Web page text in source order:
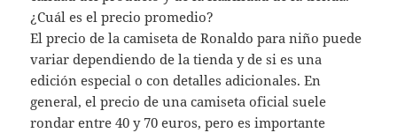
¿Cuál es el precio promedio?
El precio de la camiseta de Ronaldo para niño puede
variar dependiendo de la tienda y de si es una
edición especial o con detalles adicionales. En
general, el precio de una camiseta oficial suele
rondar entre 40 y 70 euros, pero es importante